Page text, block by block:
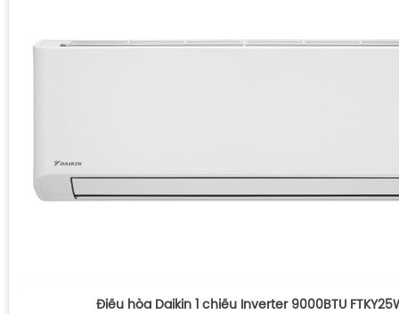
Điều hòa Daikin 1 chiều Inverter 9000BTU